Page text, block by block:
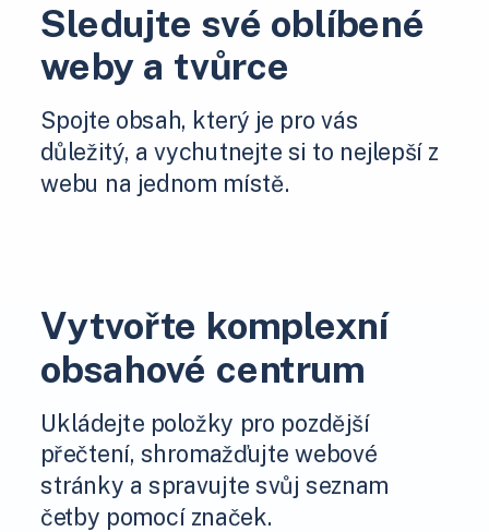
Sledujte své oblíbené
weby a tvůrce
Spojte obsah, který je pro vás
důležitý, a vychutnejte si to nejlepší z
webu na jednom místě.
Vytvořte komplexní
obsahové centrum
Ukládejte položky pro pozdější
přečtení, shromažďujte webové
stránky a spravujte svůj seznam
četby pomocí značek.